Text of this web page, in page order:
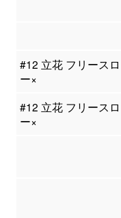
#12 立花 フリースロ
ー×
#12 立花 フリースロ
ー×